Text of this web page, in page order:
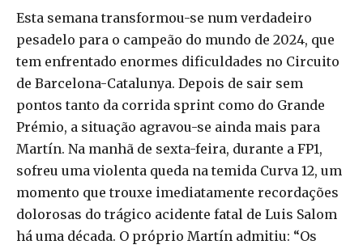
Esta semana transformou-se num verdadeiro
pesadelo para o campeão do mundo de 2024, que
tem enfrentado enormes dificuldades no Circuito
de Barcelona-Catalunya. Depois de sair sem
pontos tanto da corrida sprint como do Grande
Prémio, a situação agravou-se ainda mais para
Martín. Na manhã de sexta-feira, durante a FP1,
sofreu uma violenta queda na temida Curva 12, um
momento que trouxe imediatamente recordações
dolorosas do trágico acidente fatal de Luis Salom
há uma década. O próprio Martín admitiu: “Os